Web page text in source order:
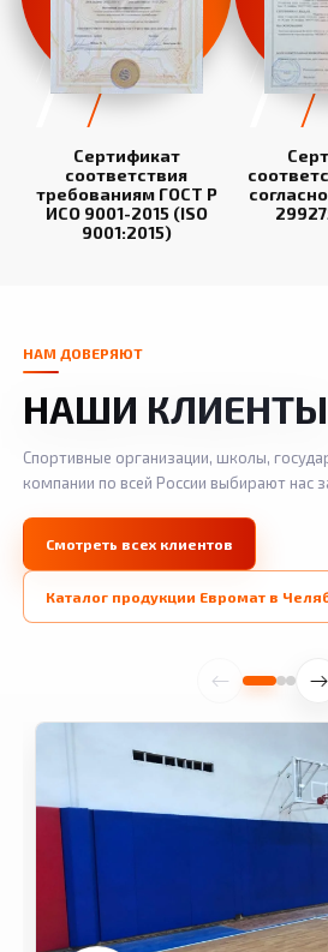
Сертификат
соответствия
требованиям ГОСТ Р
ИСО 9001-2015 (ISO
9001:2015)
НАМ ДОВЕРЯЮТ
НАШИ КЛИЕНТЫ
Спортивные организации, школы,
компании по всей России выбирают нас
Смотреть всех клиентов
Каталог продукции Евромат в